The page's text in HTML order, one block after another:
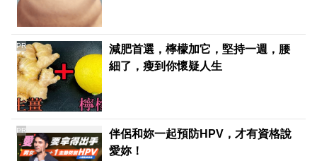
減肥首選，檸檬加它，堅持一週，腰
細了，瘦到你懷疑人生
PR
伴侶和妳一起預防HPV，才有資格說
愛妳！
PR